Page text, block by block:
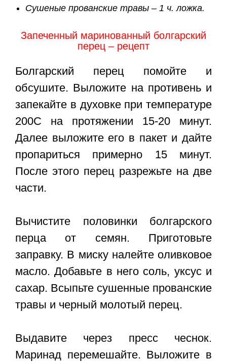
Сушеные прованские травы – 1 ч. ложка.
Запеченный маринованный болгарский
перец – рецепт
Болгарский перец помойте и
обсушите. Выложите на противень и
запекайте в духовке при температуре
200С на протяжении 15-20 минут.
Далее выложите его в пакет и дайте
пропариться примерно 15 минут.
После этого перец разрежьте на две
части.
Вычистите половинки болгарского
перца от семян. Приготовьте
заправку. В миску налейте оливковое
масло. Добавьте в него соль, уксус и
сахар. Всыпьте сушенные прованские
травы и черный молотый перец.
Выдавите через пресс чеснок.
Маринад перемешайте. Выложите в